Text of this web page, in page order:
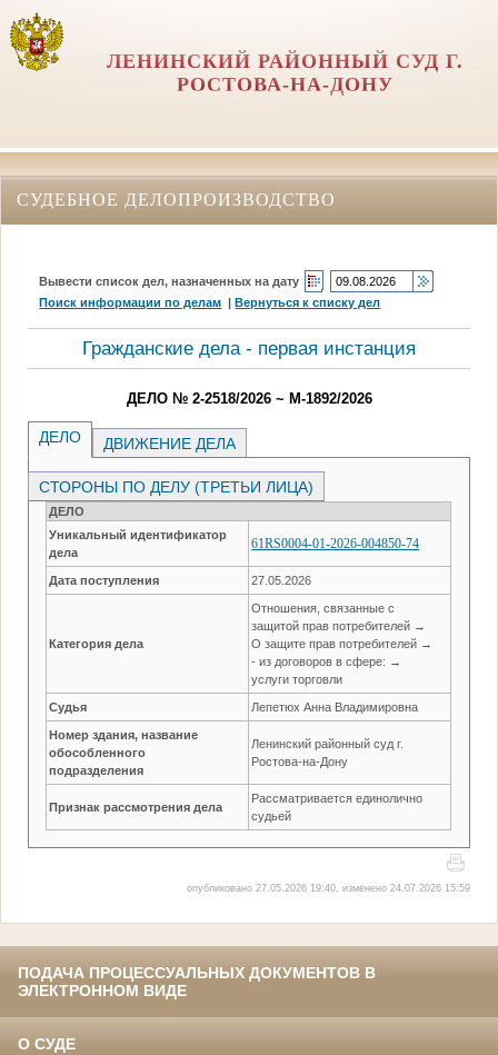
ЛЕНИНСКИЙ РАЙОННЫЙ СУД Г.
РОСТОВА-НА-ДОНУ
СУДЕБНОЕ ДЕЛОПРОИЗВОДСТВО
Вывести список дел, назначенных на дату
Поиск информации по делам |Вернуться к списку дел
Гражданские дела - первая инстанция
ДЕЛО № 2-2518/2026 ~ М-1892/2026
ДЕЛО ДВИЖЕНИЕ ДЕЛА
СТОРОНЫ ПО ДЕЛУ (ТРЕТЬИ ЛИЦА)
ДЕЛО
Уникальный идентификатор
дела
61RS0004-01-2026-004850-74
Дата поступления 27.05.2026
Категория дела
Отношения, связанные с
защитой прав потребителей →
О защите прав потребителей →
- из договоров в сфере: →
услуги торговли
Судья Лепетюх Анна Владимировна
Номер здания, название
обособленного
подразделения
Ленинский районный суд г.
Ростова-на-Дону
Признак рассмотрения дела
Рассматривается единолично
судьей
опубликовано 27.05.2026 19:40, изменено 24.07.2026 15:59
ПОДАЧА ПРОЦЕССУАЛЬНЫХ ДОКУМЕНТОВ В
ЭЛЕКТРОННОМ ВИДЕ
О СУДЕ